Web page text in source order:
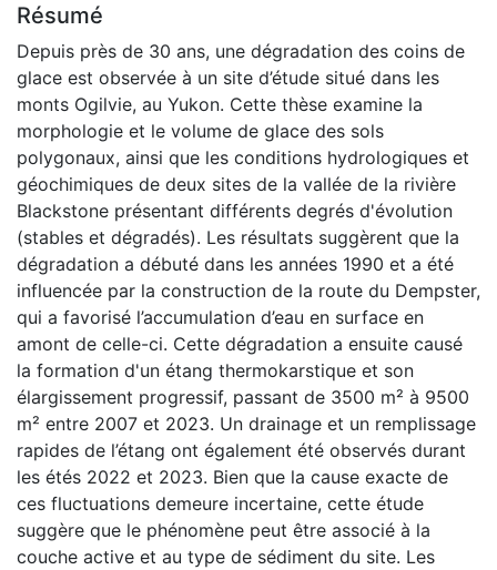
Résumé
Depuis près de 30 ans, une dégradation des coins de
glace est observée à un site d’étude situé dans les
monts Ogilvie, au Yukon. Cette thèse examine la
morphologie et le volume de glace des sols
polygonaux, ainsi que les conditions hydrologiques et
géochimiques de deux sites de la vallée de la rivière
Blackstone présentant différents degrés d'évolution
(stables et dégradés). Les résultats suggèrent que la
dégradation a débuté dans les années 1990 et a été
influencée par la construction de la route du Dempster,
qui a favorisé l’accumulation d’eau en surface en
amont de celle-ci. Cette dégradation a ensuite causé
la formation d'un étang thermokarstique et son
élargissement progressif, passant de 3500 m² à 9500
m² entre 2007 et 2023. Un drainage et un remplissage
rapides de l’étang ont également été observés durant
les étés 2022 et 2023. Bien que la cause exacte de
ces fluctuations demeure incertaine, cette étude
suggère que le phénomène peut être associé à la
couche active et au type de sédiment du site. Les